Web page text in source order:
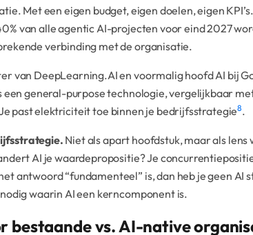
Met een eigen budget, eigen doelen, eigen
van alle agentic AI-projecten voor eind 2027
verbinding met de organisatie.
van DeepLearning.AI en voormalig hoofd AI bij
een general-purpose technologie, vergelijkbaar
past elektriciteit toe binnen je bedrijfsstrategie8.
Niet als apart hoofdstuk, maar als
AI je waardepropositie? Je
antwoord “fundamenteel” is, dan heb je geen AI
waarin AI een kerncomponent is.
bestaande vs. AI-native